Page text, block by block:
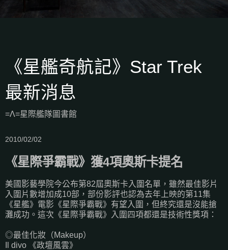
《星艦奇航記》Star Trek
最新消息
=Λ=星際艦隊圖書館
2010/02/02
《星際爭霸戰》獲4項奧斯卡提名
美國影藝學院今公布第82屆奧斯卡入圍名單，雖然最佳影片
入圍片數增加成10部，部份影評也認為去年上映的第11集
《星艦》電影《星際爭霸戰》有望入圍，但終究還是沒能搶
灘成功。這次《星際爭霸戰》入圍四項都還是技術性獎項：
◎最佳化妝（Makeup）
Il divo 《政壇風雲》